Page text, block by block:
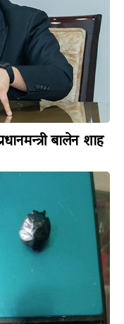
बालेन शाह